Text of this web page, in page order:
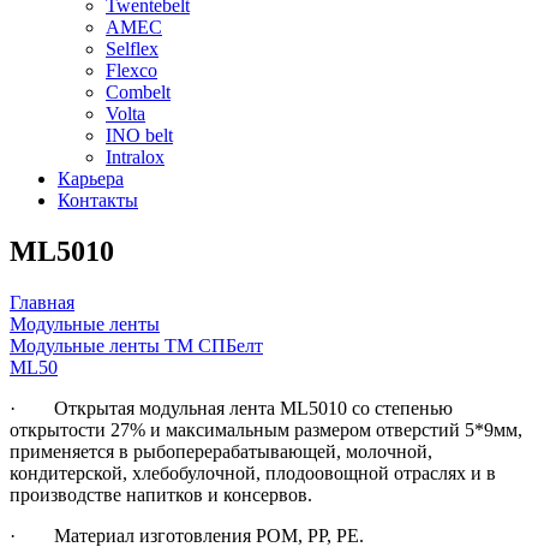
Twentebelt
АMEC
Selflex
Flexco
Combelt
Volta
INO belt
Intralox
Карьера
Контакты
ML5010
Главная
Модульные ленты
Модульные ленты ТМ СПБелт
ML50
· Открытая модульная лента ML5010 со степенью
открытости 27% и максимальным размером отверстий 5*9мм,
применяется в рыбоперерабатывающей, молочной,
кондитерской, хлебобулочной, плодоовощной отраслях и в
производстве напитков и консервов.
· Материал изготовления POM, PP, PE.